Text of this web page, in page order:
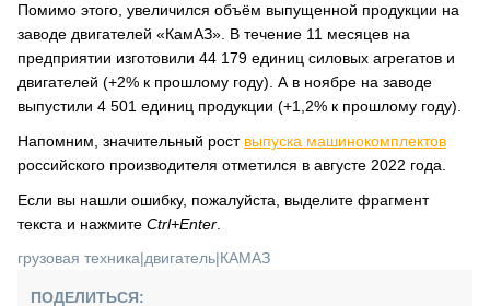
Помимо этого, увеличился объём выпущенной продукции на
заводе двигателей «КамАЗ». В течение 11 месяцев на
предприятии изготовили 44 179 единиц силовых агрегатов и
двигателей (+2% к прошлому году). А в ноябре на заводе
выпустили 4 501 единиц продукции (+1,2% к прошлому году).
Напомним, значительный рост выпуска машинокомплектов
российского производителя отметился в августе 2022 года.
Если вы нашли ошибку, пожалуйста, выделите фрагмент
текста и нажмите Ctrl+Enter
грузовая техника|двигатель|КАМАЗ
ПОДЕЛИТЬСЯ: